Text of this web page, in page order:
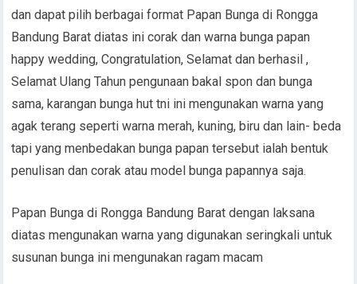
dan dapat pilih berbagai format Papan Bunga di Rongga
Bandung Barat diatas ini corak dan warna bunga papan
happy wedding, Congratulation, Selamat dan berhasil ,
Selamat Ulang Tahun pengunaan bakal spon dan bunga
sama, karangan bunga hut tni ini mengunakan warna yang
agak terang seperti warna merah, kuning, biru dan lain- beda
tapi yang menbedakan bunga papan tersebut ialah bentuk
penulisan dan corak atau model bunga papannya saja.
Papan Bunga di Rongga Bandung Barat dengan laksana
diatas mengunakan warna yang digunakan seringkali untuk
susunan bunga ini mengunakan ragam macam